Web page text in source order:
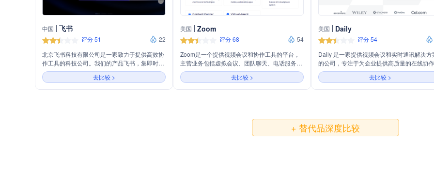
中国 飞书
评分 51
22
北京飞书科技有限公司是一家致力于提供高效协
作工具的科技公司。我们的产品飞书，集即时通
讯、日历、文档、视频会议等功能于一体，旨在
帮助团队和企业实现无缝沟通与协作。通过飞
书，用户可以轻松管理日程、共享文件、召开会
去比较 >
美国 Zoom
评分 68
54
Zoom是一个提供视频会议和协作工具的平台，
主营业务包括虚拟会议、团队聊天、电话服务、
邮件日历、文档协作、在线白板等，旨在提高工
作效率和团队协作效果。
去比较 >
美国 Daily
评分 54
Daily 是一家提供视频会议和实时通讯解决方
的公司，专注于为企业提供高质量的在线协
验。通过其平台，用户可以轻松地进行视频通
话、屏幕共享和文件传输，从而提高团队的
效率和协作能力。Daily 的服务支持多种设备
去比较 >
+ 替代品深度比较